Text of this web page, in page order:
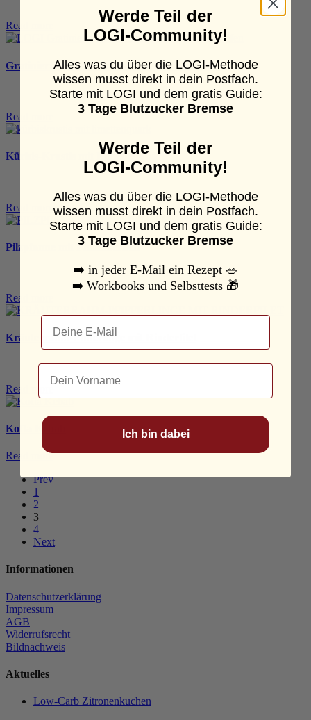
Read more
Gratinierte Hähnchenbrust mit Kürbisstreifen
Read more
Kürbis-Krustis mit Limettenquark
Read more
Pilzpfanne mit Pinienkernen
Read more
Kräuterrahm-Pfifferlinge mit Rinderfilet
Read more
Kofta Kebab
Read more
Prev
1
2
3
4
Next
Informationen
Datenschutzerklärung
Impressum
AGB
Widerrufsrecht
Bildnachweis
Aktuelles
Low-Carb Zitronenkuchen
Werde Teil der
LOGI-Community!
Alles was du über die LOGI-Methode
wissen musst direkt in dein Postfach.
Starte mit LOGI und dem gratis Guide:
3 Tage Blutzucker Bremse
Werde Teil der
LOGI-Community!
Alles was du über die LOGI-Methode
wissen musst direkt in dein Postfach.
Starte mit LOGI und dem gratis Guide:
3 Tage Blutzucker Bremse
➡️ in jeder E-Mail ein Rezept 🥗
➡️ Workbooks und Selbsttests 🎁
Email
Dein Name
Ich bin dabei